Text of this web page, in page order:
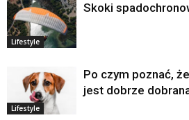
Lifestyle
Skoki
Lifestyle
Po czym poznać,
jest dobrze